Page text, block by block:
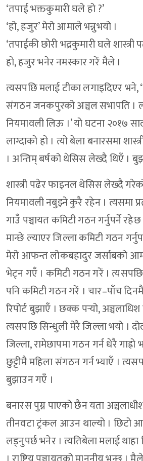
‘तपाई भक्तकुमारी घले हो ?’
‘हो, हजुर’ मेरो आमाले भन्नुभयो ।
‘तपाईकी छोरी भद्रकुमारी घले
हो, हजुर भनेर नमस्कार गरें मैले ।
त्यसपछि मलाई टीका लगाइदिएर भने,
संगठन जनकपुरको अञ्चल सभापति ।
नियमावली लिऊ ।’ यो घटना २०१७
लाग्दाको हो । त्यो बेला बनारसमा
। अन्तिम् बर्षको थेसिस लेख्दै थिएँ ।
शास्त्री पढेर फाइनल थेसिस लेख्दै गरेको
नियमावली नबुझ्ने कुरै रहेन । त्यसमा
गाउँ पञ्चायत कमिटी गठन गर्नुपर्ने
मान्छे ल्याएर जिल्ला कमिटी गठन
मेरो आफन्त लोकबहादुर जर्साबको
भेट्न गएँ । कमिटी गठन गरें । त्यसपछि
पनि कमिटी गठन गरें । चार–पाँच
रिपोर्ट बुझाएँ । छक्क पर्‍यो, अञ्चलाधिश
त्यसपछि सिन्धुली मेरै जिल्ला भयो ।
जिल्ला, रामेछापमा गठन गर्न धेरै
छुट्टीमै महिला संगठन गर्न भ्याएँ ।
बुझाउन गएँ ।
बनारस पुग्न पाएको छैन यता
तीनवटा ट्रंकल आउन थाल्यो । छिटो
लड्नुपर्छ भनेर । त्यतिबेला मलाई